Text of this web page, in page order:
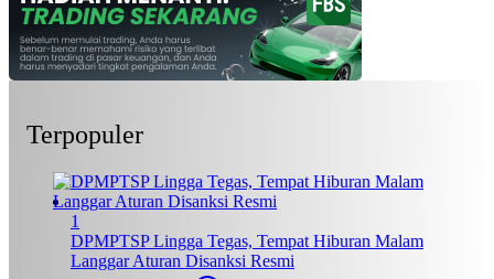
Terpopuler
1
DPMPTSP Lingga Tegas, Tempat Hiburan Malam
Langgar Aturan Disanksi Resmi